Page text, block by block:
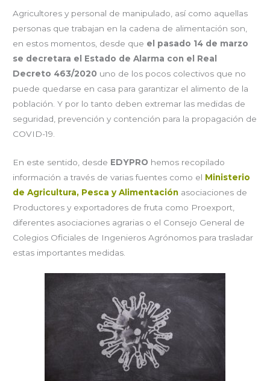
Agricultores y personal de manipulado, así como aquellas
personas que trabajan en la cadena de alimentación son,
en estos momentos, desde que el pasado 14 de marzo
se decretara el Estado de Alarma con el Real
Decreto 463/2020 uno de los pocos colectivos que no
puede quedarse en casa para garantizar el alimento de la
población. Y por lo tanto deben extremar las medidas de
seguridad, prevención y contención para la propagación de
COVID-19.
En este sentido, desde EDYPRO hemos recopilado
información a través de varias fuentes como el Ministerio
de Agricultura, Pesca y Alimentación asociaciones de
Productores y exportadores de fruta como Proexport,
diferentes asociaciones agrarias o el Consejo General de
Colegios Oficiales de Ingenieros Agrónomos para trasladar
estas importantes medidas.